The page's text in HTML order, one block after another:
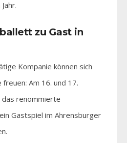
zu Gast in
Kompanie können sich
Am 16. und 17.
renommierte
Gastspiel im Ahrensburger